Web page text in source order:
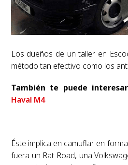
Los dueños de un taller en
método tan efectivo como los
También te puede
Haval M4
Éste implica en camuflar en
fuera un Rat Road, una